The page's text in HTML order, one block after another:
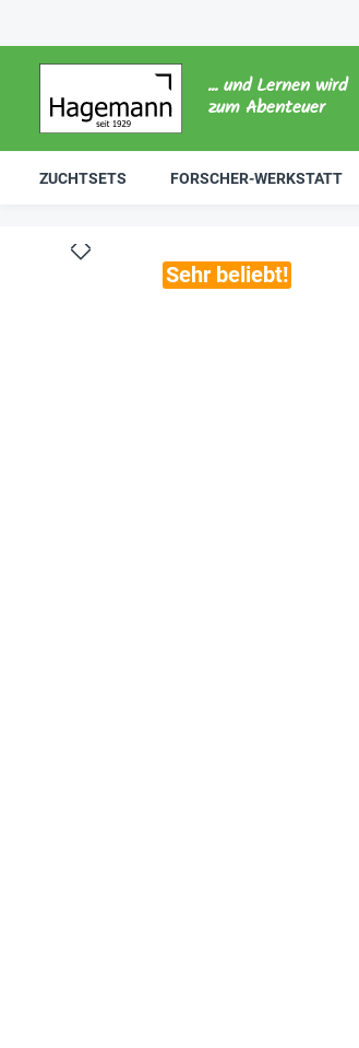
... und Lernen wird
zum Abenteuer
ZUCHTSETS FORSCHER-WERKSTATT
Sehr beliebt!